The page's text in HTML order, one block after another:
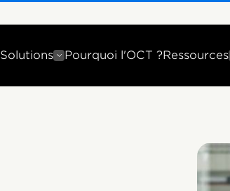
Solutions Pourquoi l'OCT ?Ressources